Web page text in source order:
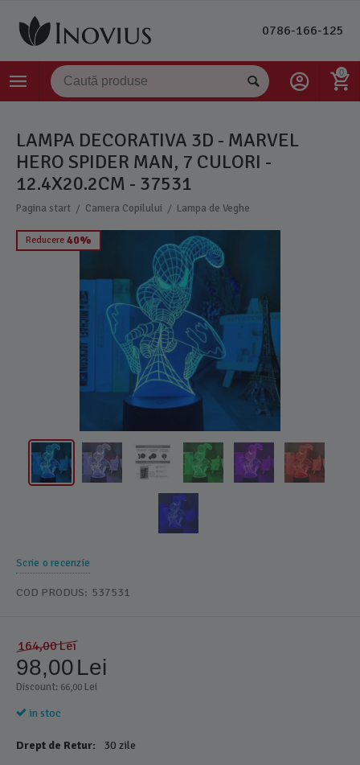
0786-166-125
0
LAMPA DECORATIVA 3D - MARVEL
HERO SPIDER MAN, 7 CULORI -
12.4X20.2CM - 37531
Pagina start / Camera Copilului / Lampa de Veghe
Reducere 40%
Scrie o recenzie
COD PRODUS: 537531
164,00Lei
98,00Lei
Discount: 66,00 Lei
in stoc
Drept de Retur: 30 zile